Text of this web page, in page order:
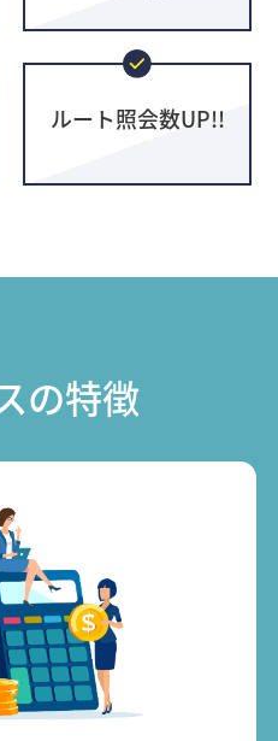
ルート照会数UP!!
の特徴